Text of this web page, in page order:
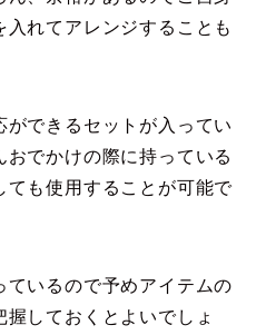
れてアレンジすることも
できるセットが入ってい
でかけの際に持っている
ても使用することが可能で
ているので予めアイテムの
しておくとよいでしょ